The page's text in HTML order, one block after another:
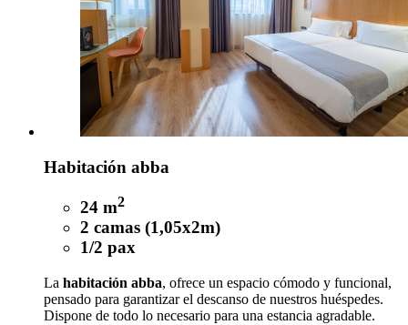
Habitación abba
24 m2
2 camas (1,05x2m)
1/2 pax
La habitación abba, ofrece un espacio cómodo y funcional,
pensado para garantizar el descanso de nuestros huéspedes.
Dispone de todo lo necesario para una estancia agradable.